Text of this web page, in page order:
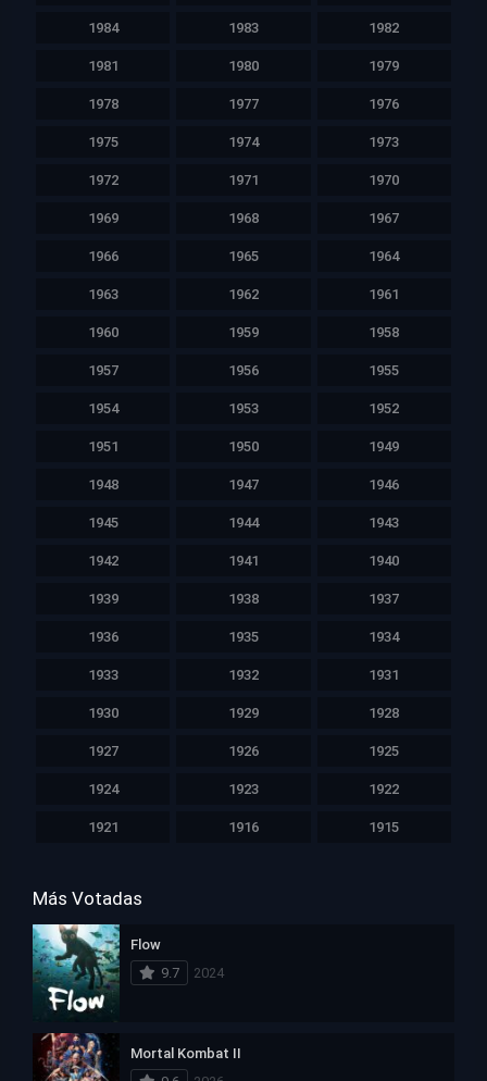
1984 1983 1982
1981 1980 1979
1978 1977 1976
1975 1974 1973
1972 1971 1970
1969 1968 1967
1966 1965 1964
1963 1962 1961
1960 1959 1958
1957 1956 1955
1954 1953 1952
1951 1950 1949
1948 1947 1946
1945 1944 1943
1942 1941 1940
1939 1938 1937
1936 1935 1934
1933 1932 1931
1930 1929 1928
1927 1926 1925
1924 1923 1922
1921 1916 1915
Más Votadas
Flow
9.7
2024
Mortal Kombat II